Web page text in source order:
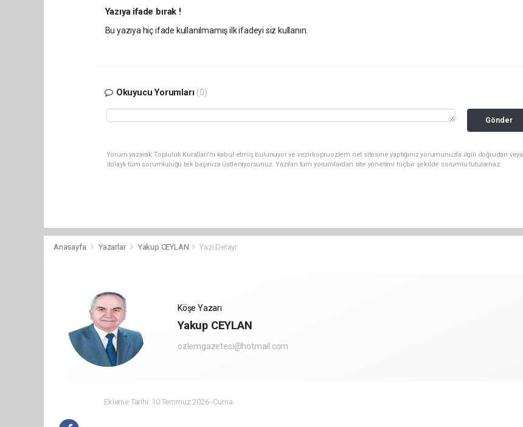
Yazıya ifade bırak !
Bu yazıya hiç ifade kullanılmamış ilk ifadeyi siz kullanın.
Okuyucu Yorumları (0)
Gönder
Yorum yazarak Topluluk Kuralları’nı kabul etmiş bulunuyor ve vezirkopruozlem.net sitesine yaptığınız yorumunuzla ilgili doğrudan veya
dolaylı tüm sorumluluğu tek başınıza üstleniyorsunuz. Yazılan tüm yorumlardan site yönetimi hiçbir şekilde sorumlu tutulamaz.
Anasayfa Yazarlar Yakup CEYLAN Yazı Detayı
Köşe Yazarı
Yakup CEYLAN
ozlemgazetesi@hotmail.com
Ekleme Tarihi: 10 Temmuz 2026 -Cuma